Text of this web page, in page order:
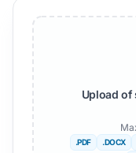
Upload of
.PDF .DOCX